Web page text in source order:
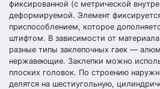
фиксированной (с метрической
деформируемой. Элемент
приспособлением, которое
штифтом. В зависимости от
разные типы заклепочных гаек —
нержавеющие. Заклепки можно
плоских головок. По строению
делятся на шестиугольную,